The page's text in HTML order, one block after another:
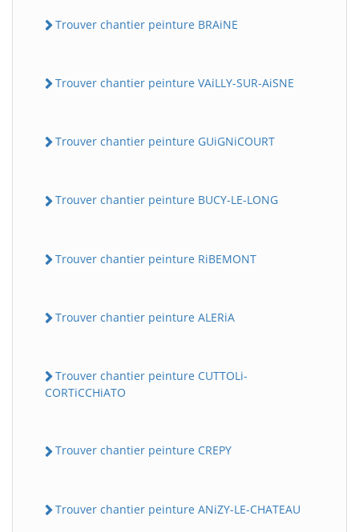
Trouver chantier peinture BRAiNE
Trouver chantier peinture VAiLLY-SUR-AiSNE
Trouver chantier peinture GUiGNiCOURT
Trouver chantier peinture BUCY-LE-LONG
Trouver chantier peinture RiBEMONT
Trouver chantier peinture ALERiA
Trouver chantier peinture CUTTOLi-
CORTiCCHiATO
Trouver chantier peinture CREPY
Trouver chantier peinture ANiZY-LE-CHATEAU